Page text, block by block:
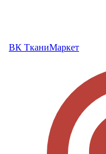
ВК ТканиМаркет